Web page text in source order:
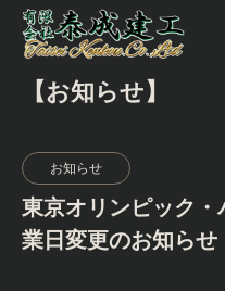
【お知らせ】
お知らせ
東京オリンピック
業日変更のお知らせ